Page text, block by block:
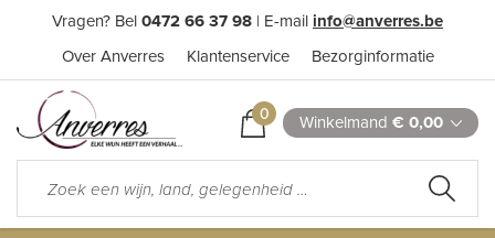
Vragen? Bel 0472 66 37 98 | E-mail info@anverres.be
Over Anverres Klantenservice Bezorginformatie
0 Winkelmand € 0,00